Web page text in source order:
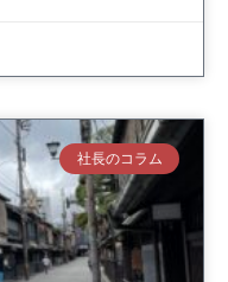
社長のコラム